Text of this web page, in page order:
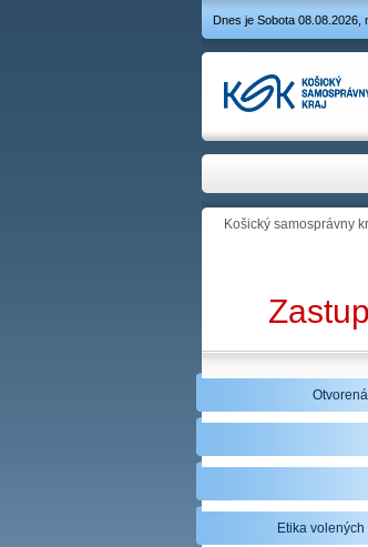
Dnes je Sobota 08.08.2026,
Košický samosprávny
Etika